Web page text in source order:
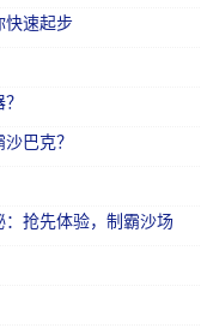
快速起步
巴克？
抢先体验，制霸沙场